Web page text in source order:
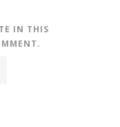
IN THIS